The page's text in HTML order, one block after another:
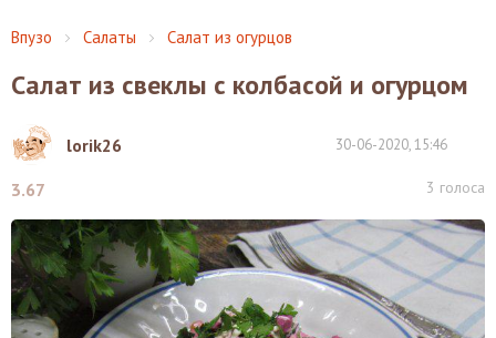
Впузо Салаты Салат из огурцов
Салат из свеклы с колбасой и огурцом
lorik26 30-06-2020, 15:46
3.67 3 голоса